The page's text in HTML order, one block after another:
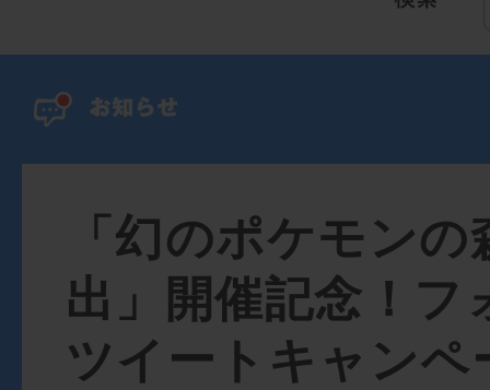
「幻のポケモン
出」開催記念！フ
ツイートキャンペ